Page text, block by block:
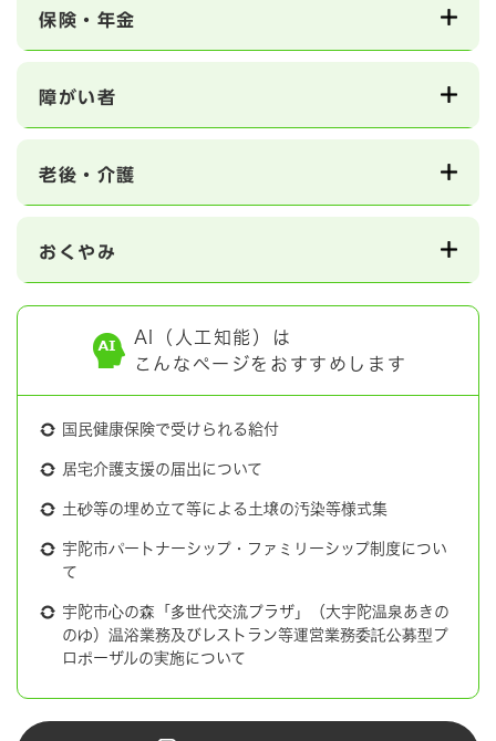
保険・年金
障がい者
老後・介護
おくやみ
AI（人工知能）は
こんなページをおすすめします
国民健康保険で受けられる給付
居宅介護支援の届出について
土砂等の埋め立て等による土壌の汚染等様式集
宇陀市パートナーシップ・ファミリーシップ制度につい
て
宇陀市心の森「多世代交流プラザ」（大宇陀温泉あきの
のゆ）温浴業務及びレストラン等運営業務委託公募型プ
ロポーザルの実施について